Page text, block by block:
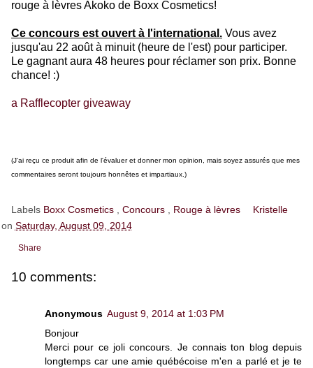
rouge à lèvres Akoko de Boxx Cosmetics!
Ce concours est ouvert à l'international. Vous avez
jusqu'au 22 août à minuit (heure de l'est) pour participer.
Le gagnant aura 48 heures pour réclamer son prix. Bonne
chance! :)
a Rafflecopter giveaway
(J'ai reçu ce produit afin de l'évaluer et donner mon opinion, mais soyez assurés que mes
commentaires seront toujours honnêtes et impartiaux.)
Labels Boxx Cosmetics Concours Rouge à lèvres
Kristelle
on Saturday, August 09, 2014
Share
10 comments:
Anonymous August 9, 2014 at 1:03 PM
Bonjour
Merci pour ce joli concours. Je connais ton blog depuis
longtemps car une amie québécoise m'en a parlé et je te